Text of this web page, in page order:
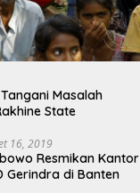
Masalah
State
16, 2019
Resmikan Kantor
Gerindra di Banten